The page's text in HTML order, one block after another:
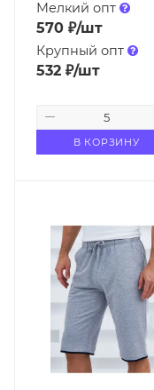
Мелкий опт
570 ₽/шт
Крупный опт
532 ₽/шт
В КОРЗИНУ